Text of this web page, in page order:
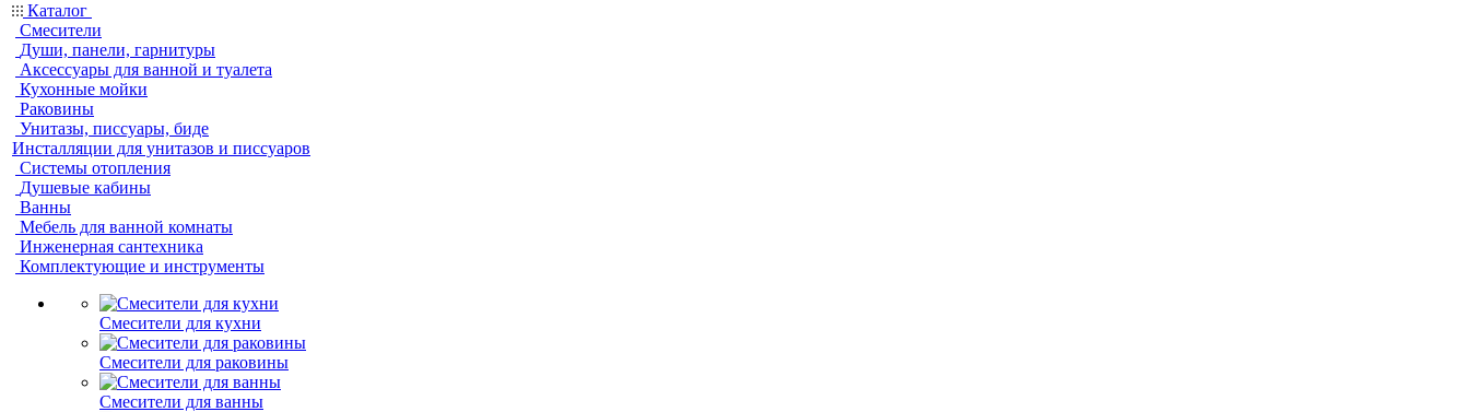
Каталог
Смесители
Души, панели, гарнитуры
Аксессуары для ванной и туалета
Кухонные мойки
Раковины
Унитазы, писсуары, биде
Инсталляции для унитазов и писсуаров
Системы отопления
Душевые кабины
Ванны
Мебель для ванной комнаты
Инженерная сантехника
Комплектующие и инструменты
Смесители для кухни
Смесители для раковины
Смесители для ванны